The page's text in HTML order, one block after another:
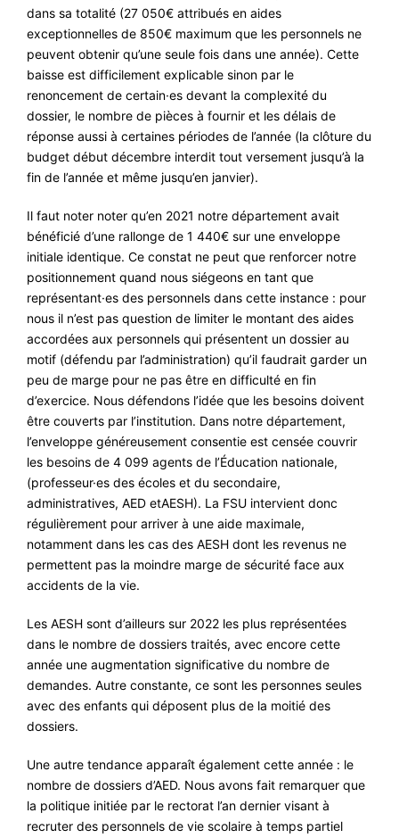
#DÉBATS
#PRESSE
#ARCHIVES
dans sa totalité (27 050€ attribués en aides
exceptionnelles de 850€ maximum que les personnels ne
peuvent obtenir qu’une seule fois dans une année). Cette
baisse est difficilement explicable sinon par le
renoncement de certain·es devant la complexité du
dossier, le nombre de pièces à fournir et les délais de
réponse aussi à certaines périodes de l’année (la clôture du
budget début décembre interdit tout versement jusqu’à la
fin de l’année et même jusqu’en janvier).
Il faut noter noter qu’en 2021 notre département avait
bénéficié d’une rallonge de 1 440€ sur une enveloppe
initiale identique. Ce constat ne peut que renforcer notre
positionnement quand nous siégeons en tant que
représentant·es des personnels dans cette instance : pour
nous il n’est pas question de limiter le montant des aides
accordées aux personnels qui présentent un dossier au
motif (défendu par l’administration) qu’il faudrait garder un
peu de marge pour ne pas être en difficulté en fin
d’exercice. Nous défendons l’idée que les besoins doivent
être couverts par l’institution. Dans notre département,
l’enveloppe généreusement consentie est censée couvrir
les besoins de 4 099 agents de l’Éducation nationale,
(professeur·es des écoles et du secondaire,
administratives, AED etAESH). La FSU intervient donc
régulièrement pour arriver à une aide maximale,
notamment dans les cas des AESH dont les revenus ne
permettent pas la moindre marge de sécurité face aux
accidents de la vie.
Les AESH sont d’ailleurs sur 2022 les plus représentées
dans le nombre de dossiers traités, avec encore cette
année une augmentation significative du nombre de
demandes. Autre constante, ce sont les personnes seules
avec des enfants qui déposent plus de la moitié des
dossiers.
Une autre tendance apparaît également cette année : le
nombre de dossiers d’AED. Nous avons fait remarquer que
la politique initiée par le rectorat l’an dernier visant à
recruter des personnels de vie scolaire à temps partiel